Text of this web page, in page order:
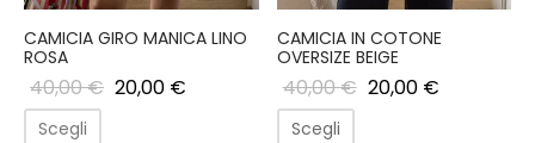
CAMICIA GIRO MANICA LINO
ROSA
40,00€ 20,00 €
Scegli
CAMICIA IN COTONE
OVERSIZE BEIGE
40,00€ 20,00 €
Scegli